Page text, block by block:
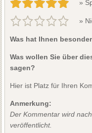
»
»
Was hat Ihnen
Was wollen Sie über
sagen?
Hier ist Platz für Ihren
Anmerkung:
Der Kommentar wird
veröffentlicht.